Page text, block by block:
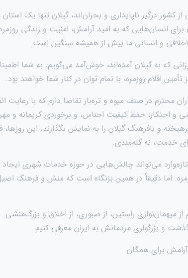
کشور درگیر ناپایداری و بحران‌اند، گیلان تنها یک
انسان‌هایی که به امید آرامش، امنیت و زندگی
اخلاقی و انسانی ما بیش از همیشه سنگین است.
که به گیلان آمده‌اند، خوش‌آمد می‌گویم. به شما
تأمین اقلام روزمره، با تمام توان در کنار شما خواهند بود.
محترم در صنف میوه و تره‌بار تقاضا دارم که با رعایت
و احتکار، حفظ کیفیت اجناس، و برخوردی کریمانه و
و بافرهنگ گیلان را به نمایش بگذارند. این
خدمت، نه گله‌مندی.
می‌تواند چالش‌هایی در حوزه خدمات شهری ایجاد
اما دقیقاً در همین بزنگاه است که منش و فرهنگ
میهمان‌نوازی راستین، از صبوری، از اخلاق و بزرگ‌منشی.
و بزرگواری مردمانش به ایران معرفی کنیم.
برای همگان